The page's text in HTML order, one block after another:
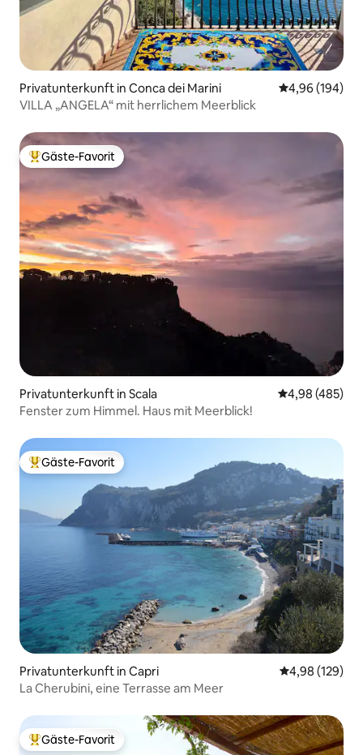
Privatunterkunft in Conca dei Marini
4,96 (194)
VILLA „ANGELA“ mit herrlichem Meerblick
Beliebter Gäste-Favorit.
Gäste-Favorit
Privatunterkunft in Scala
4,98 (485)
Fenster zum Himmel. Haus mit Meerblick!
Beliebter Gäste-Favorit.
Gäste-Favorit
Privatunterkunft in Capri
4,98 (129)
La Cherubini, eine Terrasse am Meer
Beliebter Gäste-Favorit.
Gäste-Favorit